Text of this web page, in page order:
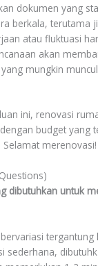
dokumen yang
berkala, terutama
atau fluktuasi
akan
mungkin
ini, renovasi
budget yang
merenovasi!
dibutuhkan untuk
tergantung
sederhana,